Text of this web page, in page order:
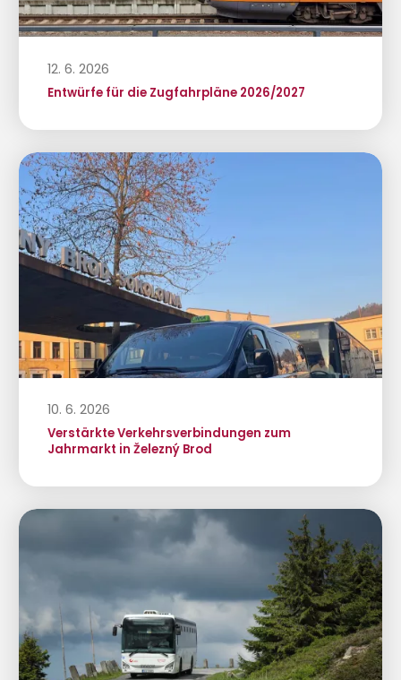
12. 6. 2026
Entwürfe für die Zugfahrpläne 2026/2027
10. 6. 2026
Verstärkte Verkehrsverbindungen zum
Jahrmarkt in Železný Brod